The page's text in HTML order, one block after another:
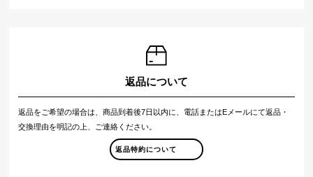
返品について
返品をご希望の場合は、商品到着後7日以内に、電話またはEメールにて返品・
交換理由を明記の上、ご連絡ください。
返品特約について